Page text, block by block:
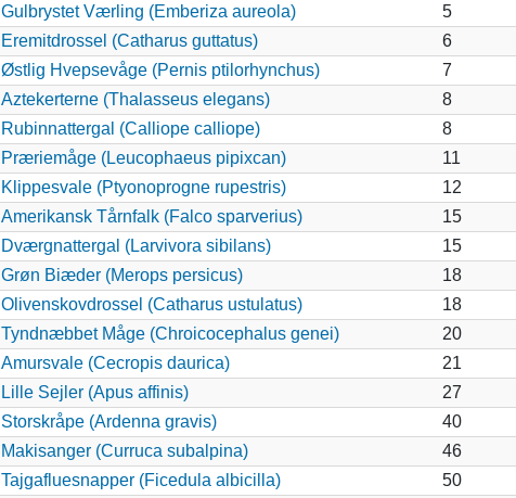
Gulbrystet Værling (Emberiza aureola)
5
Eremitdrossel (Catharus guttatus)
6
Østlig Hvepsevåge (Pernis ptilorhynchus)
7
Aztekerterne (Thalasseus elegans)
8
Rubinnattergal (Calliope calliope)
8
Præriemåge (Leucophaeus pipixcan)
11
Klippesvale (Ptyonoprogne rupestris)
12
Amerikansk Tårnfalk (Falco sparverius)
15
Dværgnattergal (Larvivora sibilans)
15
Grøn Biæder (Merops persicus)
18
Olivenskovdrossel (Catharus ustulatus)
18
Tyndnæbbet Måge (Chroicocephalus genei)
20
Amursvale (Cecropis daurica)
21
Lille Sejler (Apus affinis)
27
Storskråpe (Ardenna gravis)
40
Makisanger (Curruca subalpina)
46
Tajgafluesnapper (Ficedula albicilla)
50